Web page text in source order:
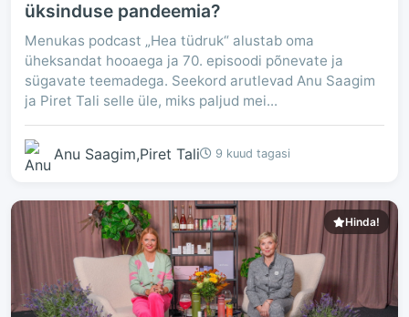
üksinduse pandeemia?
Menukas podcast „Hea tüdruk“ alustab oma
üheksandat hooaega ja 70. episoodi põnevate ja
sügavate teemadega. Seekord arutlevad Anu Saagim
ja Piret Tali selle üle, miks paljud mei...
Anu Saagim,Piret Tali 9 kuud tagasi
Hinda!